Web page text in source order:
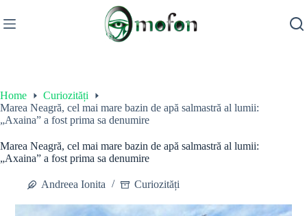
to
content
Home
Curiozități
Marea Neagră, cel mai mare bazin de apă salmastră al lumii:
„Axaina” a fost prima sa denumire
Marea Neagră, cel mai mare bazin de apă salmastră al lumii:
„Axaina” a fost prima sa denumire
Andreea Ionita Curiozități